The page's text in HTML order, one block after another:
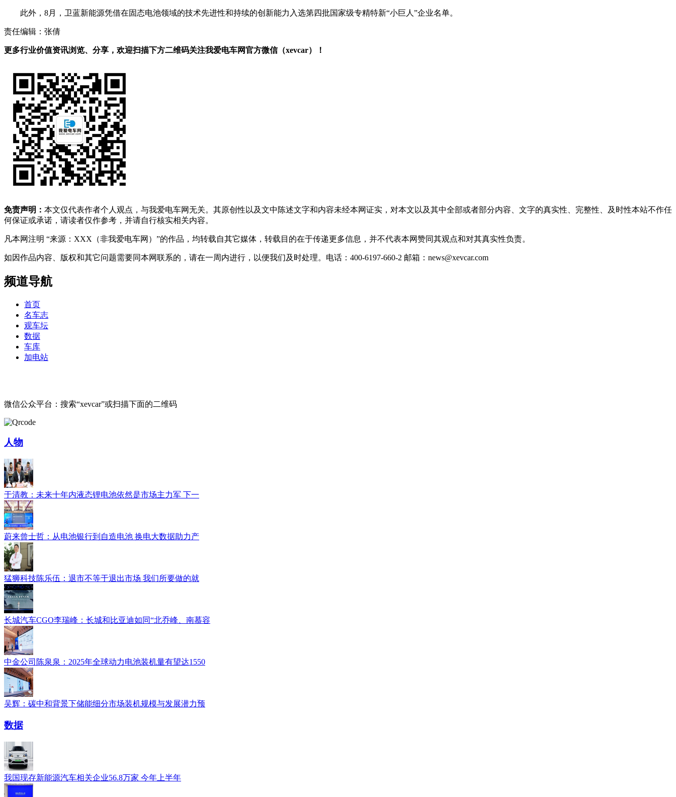
此外，8月，卫蓝新能源凭借在固态电池领域的技术先进性和持续的创新能力入选第四批国家级专精特新“小巨人”企业名单。
责任编辑：张倩
更多行业价值资讯浏览、分享，欢迎扫描下方二维码关注我爱电车网官方微信（xevcar）！
免责声明： 本文仅代表作者个人观点，与我爱电车网无关。其原创性以及文中陈述文字和内容未经本网证实，对本文以及其中全部或者部分内容、文字的真实性、完整性、及时性本站不作任
何保证或承诺，请读者仅作参考，并请自行核实相关内容。
凡本网注明 “来源：XXX（非我爱电车网）”的作品，均转载自其它媒体，转载目的在于传递更多信息，并不代表本网赞同其观点和对其真实性负责。
如因作品内容、版权和其它问题需要同本网联系的，请在一周内进行，以便我们及时处理。电话：400-6197-660-2 邮箱：news@xevcar.com
频道导航
首页
名车志
观车坛
数据
车库
加电站
微信公众平台：搜索“xevcar”或扫描下面的二维码
人物
于清教：未来十年内液态锂电池依然是市场主力军 下一
蔚来曾士哲：从电池银行到自造电池 换电大数据助力产
猛狮科技陈乐伍：退市不等于退出市场 我们所要做的就
长城汽车CGO李瑞峰：长城和比亚迪如同“北乔峰、南慕容
中金公司陈泉泉：2025年全球动力电池装机量有望达1550
吴辉：碳中和背景下储能细分市场装机规模与发展潜力预
数据
我国现存新能源汽车相关企业56.8万家 今年上半年